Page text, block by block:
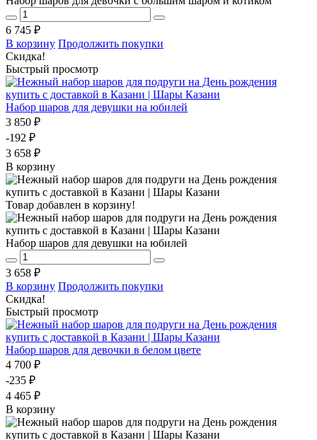
6 745 ₽
В корзину Продолжить покупки
Скидка!
Быстрый просмотр
Набор шаров для девушки на юбилей
3 850 ₽
-192 ₽
3 658 ₽
В корзину
Товар добавлен в корзину!
Набор шаров для девушки на юбилей
3 658 ₽
В корзину Продолжить покупки
Скидка!
Быстрый просмотр
Набор шаров для девочки в белом цвете
4 700 ₽
-235 ₽
4 465 ₽
В корзину